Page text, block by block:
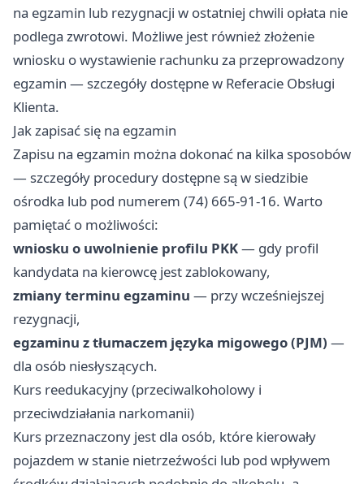
na egzamin lub rezygnacji w ostatniej chwili opłata nie
podlega zwrotowi. Możliwe jest również złożenie
wniosku o wystawienie rachunku za przeprowadzony
egzamin — szczegóły dostępne w Referacie Obsługi
Klienta.
Jak zapisać się na egzamin
Zapisu na egzamin można dokonać na kilka sposobów
— szczegóły procedury dostępne są w siedzibie
ośrodka lub pod numerem (74) 665-91-16. Warto
pamiętać o możliwości:
wniosku o uwolnienie profilu PKK— gdy profil
kandydata na kierowcę jest zablokowany,
zmiany terminu egzaminu — przy wcześniejszej
rezygnacji,
egzaminu z tłumaczem języka migowego (PJM) —
dla osób niesłyszących.
Kurs reedukacyjny (przeciwalkoholowy i
przeciwdziałania narkomanii)
Kurs przeznaczony jest dla osób, które kierowały
pojazdem w stanie nietrzeźwości lub pod wpływem